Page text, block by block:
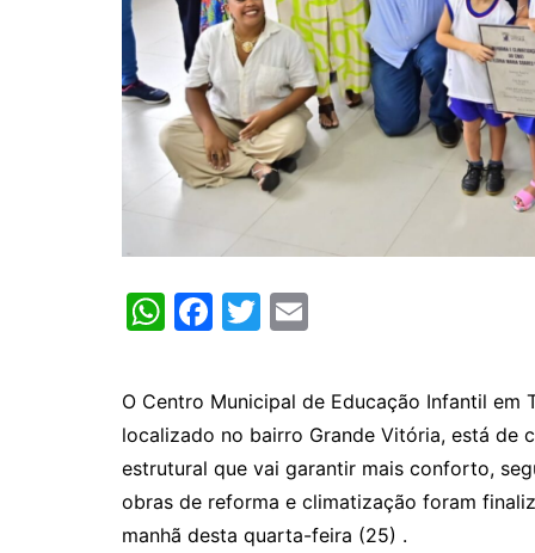
W
at
s
A
p
p
F
c
e
b
o
o
T
itt
er
ai
l
O Centro Municipal de Educação Infantil em
localizado no bairro Grande Vitória, está de
estrutural que vai garantir mais conforto,
obras de reforma e climatização foram
manhã desta quarta-feira (25) .